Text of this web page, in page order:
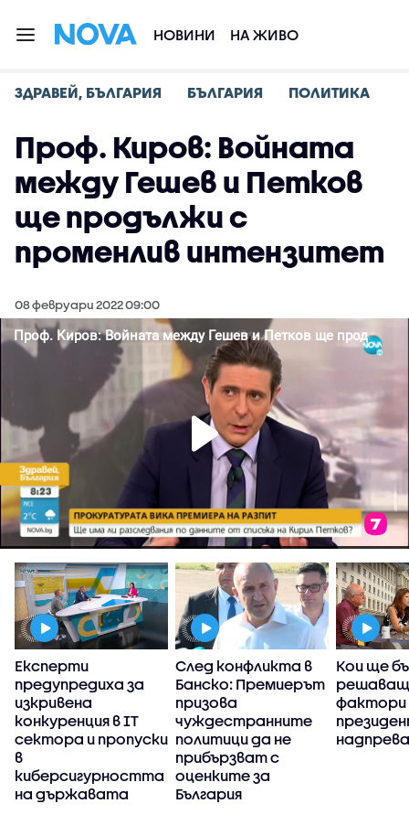
НОВИНИ НА ЖИВО
ЗДРАВЕЙ, БЪЛГАРИЯ БЪЛГАРИЯ ПОЛИТИКА
Проф. Киров: Войната
между Гешев и Петков
ще продължи с
променлив интензитет
08 февруари 2022 09:00
Експерти
предупредиха за
изкривена
конкуренция в IT
сектора и пропуски
в
киберсигурността
на държавата
След конфликта в
Банско: Премиерът
призова
чуждестранните
политици да не
прибързват с
оценките за
България
Кои ще
фактори